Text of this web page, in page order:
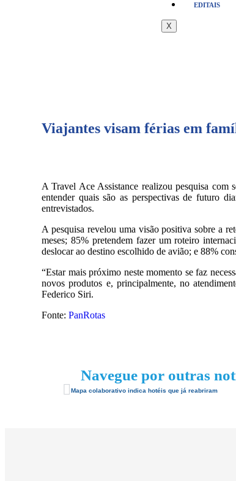
EDITAIS
X
Viajantes visam férias em
A Travel Ace Assistance realizou pesquisa com
entender quais são as perspectivas de futuro
entrevistados.
A pesquisa revelou uma visão positiva sobre a
meses; 85% pretendem fazer um roteiro
deslocar ao destino escolhido de avião; e 88%
“Estar mais próximo neste momento se faz
novos produtos e, principalmente, no
Federico Siri.
Fonte: PanRotas
Navegue por outras
Mapa colaborativo indica hotéis que já reabriram